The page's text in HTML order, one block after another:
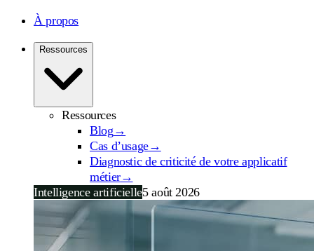
À propos
Ressources
Ressources
Blog →
Cas d’usage→
Diagnostic de criticité de votre applicatif
métier→
Intelligence artificielle5 août 2026